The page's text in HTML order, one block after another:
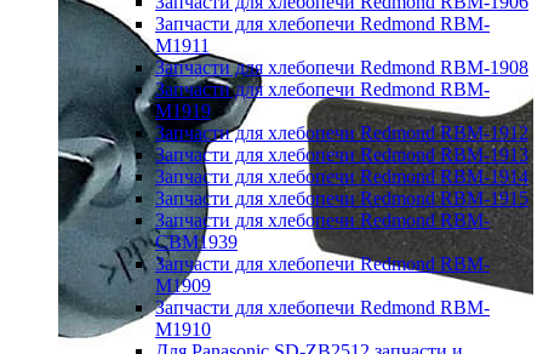
Запчасти для хлебопечи Redmond RBM-
M1911
Запчасти для хлебопечи Redmond RBM-1908
Запчасти для хлебопечи Redmond RBM-
M1919
Запчасти для хлебопечи Redmond RBM-1912
Запчасти для хлебопечи Redmond RBM-1913
Запчасти для хлебопечи Redmond RBM-1914
Запчасти для хлебопечи Redmond RBM-1915
Запчасти для хлебопечи Redmond RBM-
CBM1939
Запчасти для хлебопечи Redmond RBM-
M1909
Запчасти для хлебопечи Redmond RBM-
M1910